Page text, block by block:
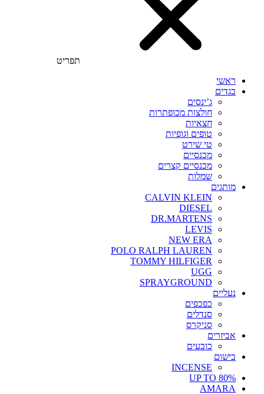
תפריט
ראשי
בגדים
ג’ינסים
חולצות מכופתרות
חצאיות
טופים וגופיות
טי שירט
מכנסיים
מכנסיים קצרים
שמלות
מותגים
CALVIN KLEIN
DIESEL
DR.MARTENS
LEVIS
NEW ERA
POLO RALPH LAUREN
TOMMY HILFIGER
UGG
SPRAYGROUND
נעליים
כפכפים
סנדלים
סניקרס
אביזרים
כובעים
בישום
INCENSE
UP TO 80%
AMARA